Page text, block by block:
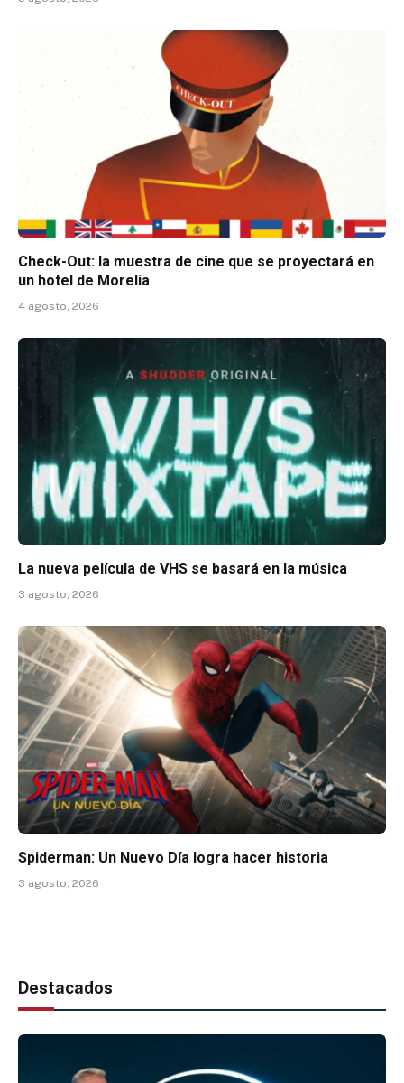
Check-Out: la muestra de cine que se proyectará en
un hotel de Morelia
4 agosto, 2026
La nueva película de VHS se basará en la música
3 agosto, 2026
Spiderman: Un Nuevo Día logra hacer historia
3 agosto, 2026
Destacados